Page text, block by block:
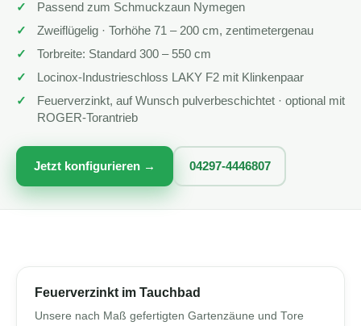
Passend zum Schmuckzaun Nymegen
Zweiflügelig · Torhöhe 71 – 200 cm, zentimetergenau
Torbreite: Standard 300 – 550 cm
Locinox-Industrieschloss LAKY F2 mit Klinkenpaar
Feuerverzinkt, auf Wunsch pulverbeschichtet · optional mit
ROGER-Torantrieb
Jetzt konfigurieren → 04297-4446807
Feuerverzinkt im Tauchbad
Unsere nach Maß gefertigten Gartenzäune und Tore